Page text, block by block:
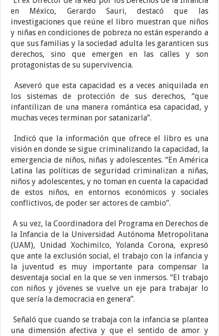
en México, Gerardo Sauri, destacó que las
investigaciones que reúne el libro muestran que niños
y niñas en condiciones de pobreza no están esperando a
que sus familias y la sociedad adulta les garanticen sus
derechos, sino que emergen en las calles y son
protagonistas de su supervivencia.
Aseveró que esta capacidad es a veces aniquilada en
los sistemas de protección de sus derechos, “que
infantilizan de una manera romántica esa capacidad, y
muchas veces terminan por satanizarla”.
Indicó que la información que ofrece el libro es una
visión en donde se sigue criminalizando la capacidad, la
emergencia de niños, niñas y adolescentes. “En América
Latina las políticas de seguridad criminalizan a niñas,
niños y adolescentes, y no toman en cuenta la capacidad
de estos niños, en entornos económicos y sociales
conflictivos, de poder ser actores de cambio”.
A su vez, la Coordinadora del Programa en Derechos de
la Infancia de la Universidad Autónoma Metropolitana
(UAM), Unidad Xochimilco, Yolanda Corona, expresó
que ante la exclusión social, el trabajo con la infancia y
la juventud es muy importante para compensar la
desventaja social en la que se ven inmersos. “El trabajo
con niños y jóvenes se vuelve un eje para trabajar lo
que sería la democracia en genera”.
Señaló que cuando se trabaja con la infancia se plantea
una dimensión afectiva y que el sentido de amor y